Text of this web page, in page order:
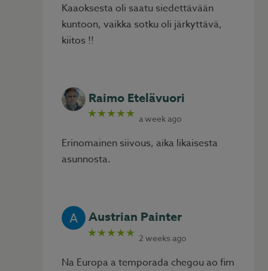
Kaaoksesta oli saatu siedettävään
kuntoon, vaikka sotku oli järkyttävä,
kiitos !!
Raimo Etelävuori
★★★★★ a week ago
Erinomainen siivous, aika likaisesta
asunnosta.
Austrian Painter
★★★★★ 2 weeks ago
Na Europa a temporada chegou ao fim